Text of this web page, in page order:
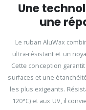
Une
une
Le ruban AluWax
ultra-résistant et un
Cette conception
surfaces et une
les plus exigeants.
120°C) et aux UV, il